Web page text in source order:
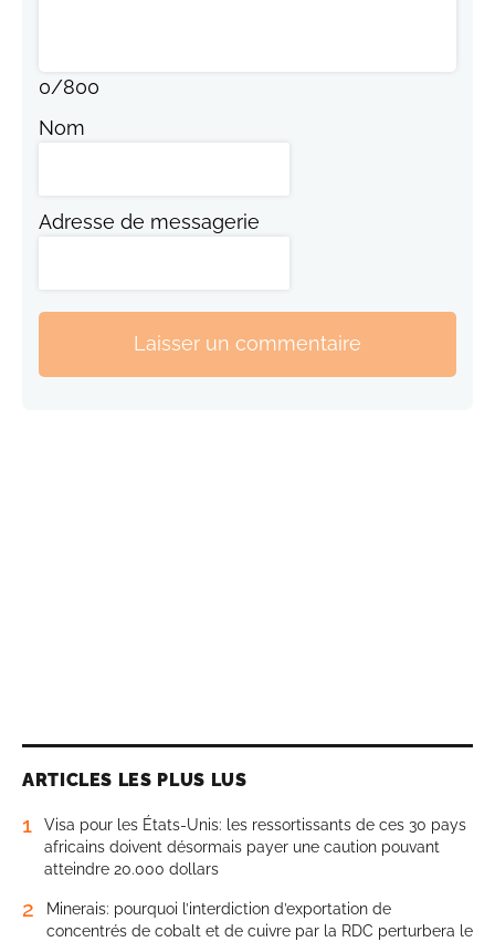
0/800
Nom
Adresse de messagerie
Laisser un commentaire
ARTICLES LES PLUS LUS
1
Visa pour les États-Unis: les ressortissants de ces 30 pays
africains doivent désormais payer une caution pouvant
atteindre 20.000 dollars
2
Minerais: pourquoi l’interdiction d’exportation de
concentrés de cobalt et de cuivre par la RDC perturbera le